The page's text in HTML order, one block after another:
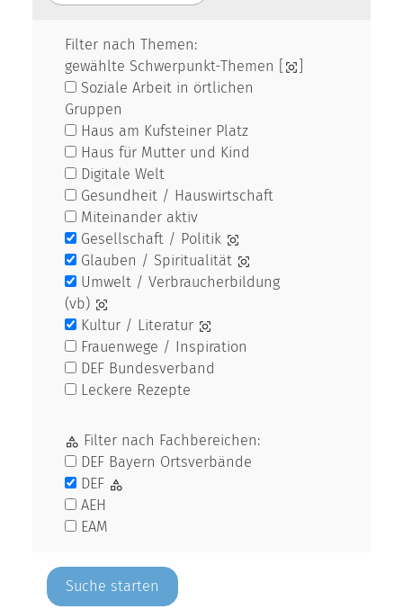
Filter nach Themen:
gewählte Schwerpunkt-Themen [
Soziale Arbeit in örtlichen
Gruppen
Haus am Kufsteiner Platz
Haus für Mutter und Kind
Digitale Welt
Gesundheit / Hauswirtschaft
Miteinander aktiv
Gesellschaft / Politik
Glauben / Spiritualität
Umwelt / Verbraucherbildung
(vb)
Kultur / Literatur
Frauenwege / Inspiration
DEF Bundesverband
Leckere Rezepte
Filter nach Fachbereichen:
DEF Bayern Ortsverbände
DEF
AEH
EAM